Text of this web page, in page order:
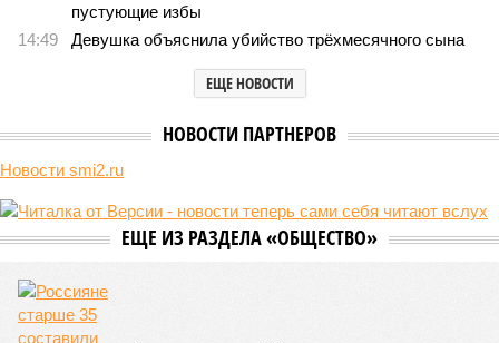
Земля уже не раз показывала человечеству свой крутой нрав – когда
Природа постоянно вступает в противоречие с нами. Ведь пока
не особенно церемонится с окружающей средой. Самые
массовые катастрофы в прошлом – какими они были? Какие
РассказСтивена Кинга
последствия очередного апокалипсиса, искусственно